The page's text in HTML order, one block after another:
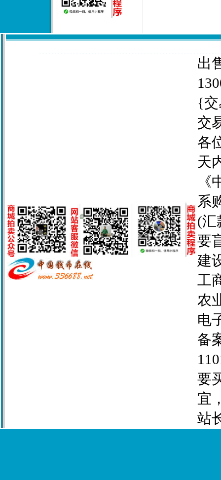
出
{交
交
各
天
系
(汇
要
建
工
农
电
备
要
宜
站